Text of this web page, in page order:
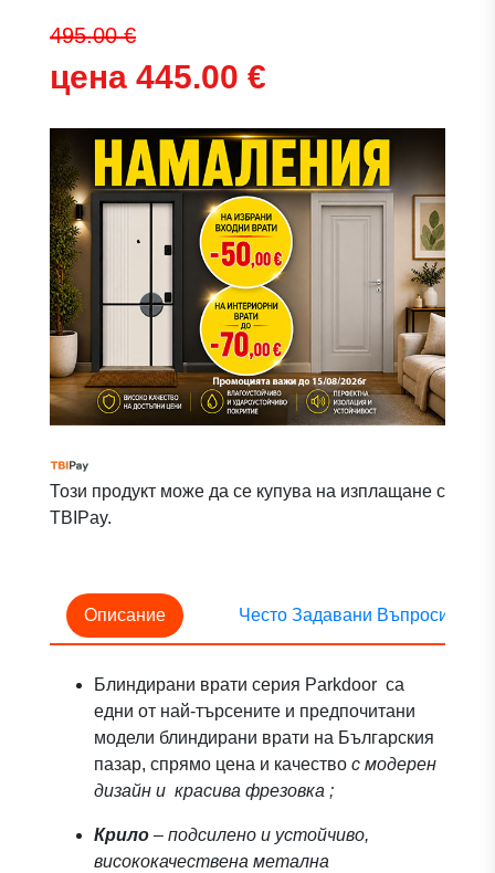
495.00 €
цена 445.00 €
Този продукт може да се купува на изплащане с
TBIPay.
Описание Често Задавани Въпроси
Блиндирани врати серия Parkdoor са
едни от най-търсените и предпочитани
модели блиндирани врати на Българския
пазар, спрямо цена и качество с модерен
дизайн и красива фрезовка ;
Крило – подсилено и устойчиво,
висококачествена метална